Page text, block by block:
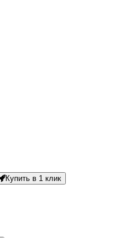
Купить в 1 клик